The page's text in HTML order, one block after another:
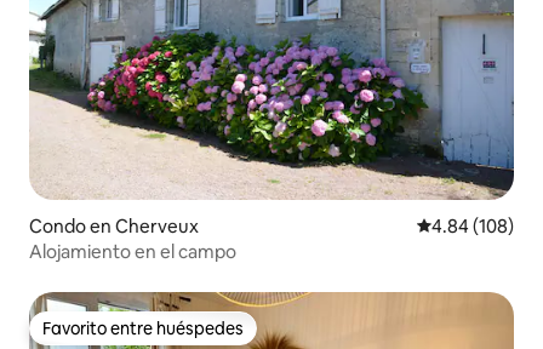
Condo en Cherveux Calificación
4.84 (108)
Alojamiento en el campo
Favorito entre huéspedes
Favorito entre huéspedes